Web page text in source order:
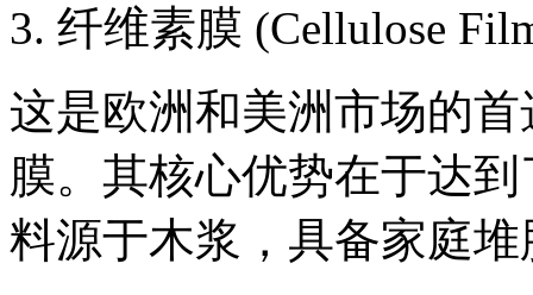
3. 纤维素膜 (Cellulose
这是欧洲和美洲市场的
膜。其核心优势在于达
料源于木浆，具备家庭